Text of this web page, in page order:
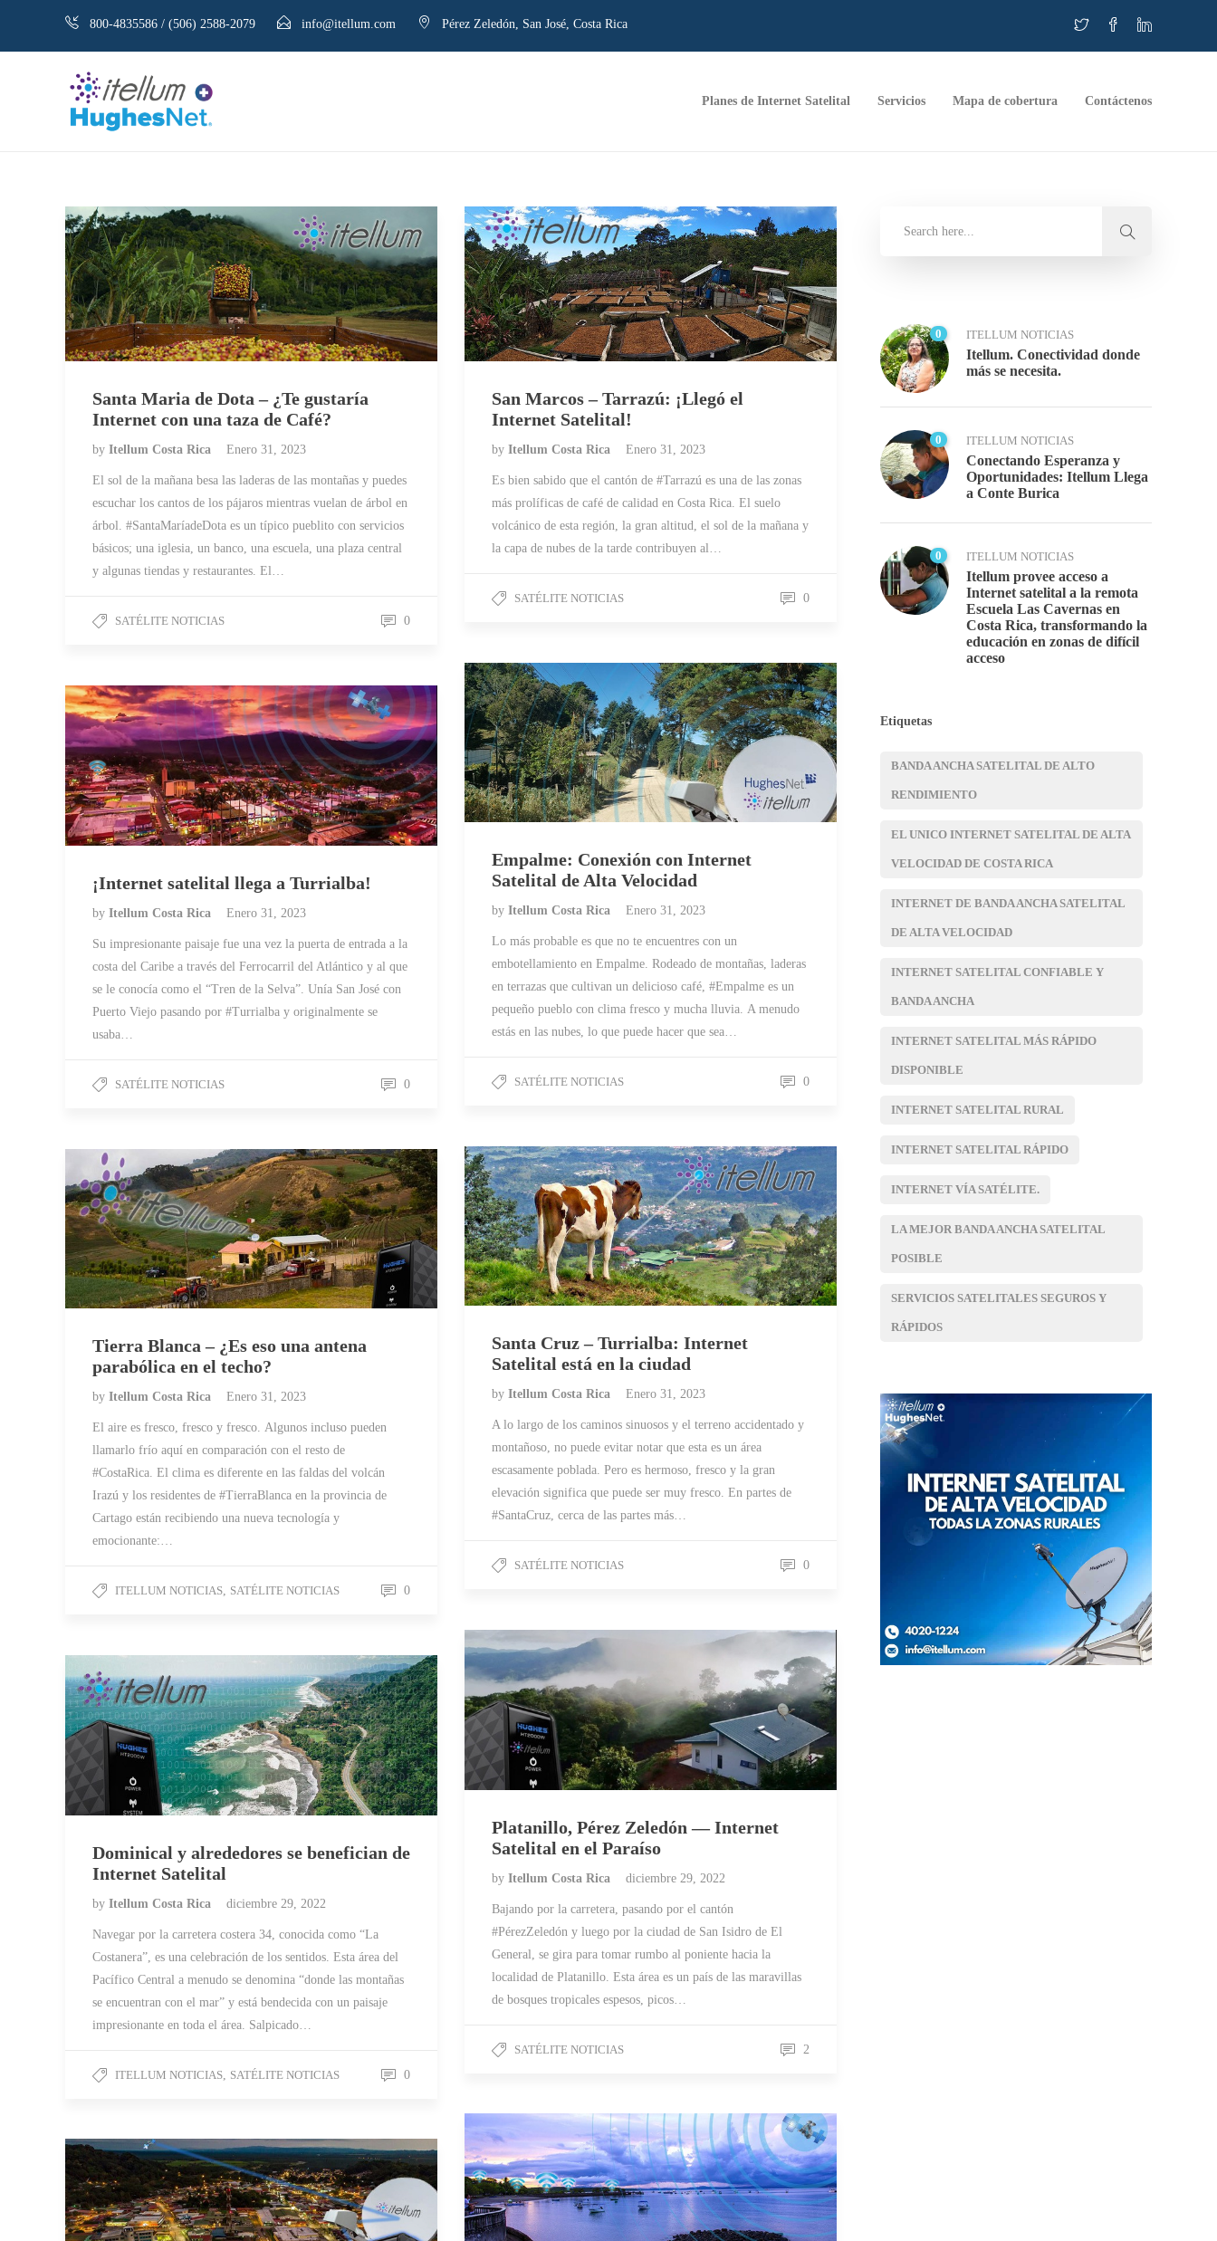
800-4835586 / (506) 2588-2079 info@itellum.com Pérez Zeledón, San José, Costa Rica
Planes de Internet Satelital Servicios Mapa de cobertura Contáctenos
Santa Maria de Dota – ¿Te gustaría
Internet con una taza de Café?
by Itellum Costa Rica Enero 31, 2023
El sol de la mañana besa las laderas de las montañas y puedes
escuchar los cantos de los pájaros mientras vuelan de árbol en
árbol. #SantaMaríadeDota es un típico pueblito con servicios
básicos; una iglesia, un banco, una escuela, una plaza central
y algunas tiendas y restaurantes. El…
SATÉLITE NOTICIAS 0
San Marcos – Tarrazú: ¡Llegó el
Internet Satelital!
by Itellum Costa Rica Enero 31, 2023
Es bien sabido que el cantón de #Tarrazú es una de las zonas
más prolíficas de café de calidad en Costa Rica. El suelo
volcánico de esta región, la gran altitud, el sol de la mañana y
la capa de nubes de la tarde contribuyen al…
SATÉLITE NOTICIAS 0
Empalme: Conexión con Internet
Satelital de Alta Velocidad
by Itellum Costa Rica Enero 31, 2023
Lo más probable es que no te encuentres con un
embotellamiento en Empalme. Rodeado de montañas, laderas
en terrazas que cultivan un delicioso café, #Empalme es un
pequeño pueblo con clima fresco y mucha lluvia. A menudo
estás en las nubes, lo que puede hacer que sea…
SATÉLITE NOTICIAS 0
¡Internet satelital llega a Turrialba!
by Itellum Costa Rica Enero 31, 2023
Su impresionante paisaje fue una vez la puerta de entrada a la
costa del Caribe a través del Ferrocarril del Atlántico y al que
se le conocía como el “Tren de la Selva”. Unía San José con
Puerto Viejo pasando por #Turrialba y originalmente se
usaba…
SATÉLITE NOTICIAS 0
Santa Cruz – Turrialba: Internet
Satelital está en la ciudad
by Itellum Costa Rica Enero 31, 2023
A lo largo de los caminos sinuosos y el terreno accidentado y
montañoso, no puede evitar notar que esta es un área
escasamente poblada. Pero es hermoso, fresco y la gran
elevación significa que puede ser muy fresco. En partes de
#SantaCruz, cerca de las partes más…
SATÉLITE NOTICIAS 0
Tierra Blanca – ¿Es eso una antena
parabólica en el techo?
by Itellum Costa Rica Enero 31, 2023
El aire es fresco, fresco y fresco. Algunos incluso pueden
llamarlo frío aquí en comparación con el resto de
#CostaRica. El clima es diferente en las faldas del volcán
Irazú y los residentes de #TierraBlanca en la provincia de
Cartago están recibiendo una nueva tecnología y
emocionante:…
ITELLUM NOTICIAS SATÉLITE NOTICIAS 0
Platanillo, Pérez Zeledón — Internet
Satelital en el Paraíso
by Itellum Costa Rica diciembre 29, 2022
Bajando por la carretera, pasando por el cantón
#PérezZeledón y luego por la ciudad de San Isidro de El
General, se gira para tomar rumbo al poniente hacia la
localidad de Platanillo. Esta área es un país de las maravillas
de bosques tropicales espesos, picos…
SATÉLITE NOTICIAS 2
Dominical y alrededores se benefician de
Internet Satelital
by Itellum Costa Rica diciembre 29, 2022
Navegar por la carretera costera 34, conocida como “La
Costanera”, es una celebración de los sentidos. Esta área del
Pacífico Central a menudo se denomina “donde las montañas
se encuentran con el mar” y está bendecida con un paisaje
impresionante en toda el área. Salpicado…
ITELLUM NOTICIAS SATÉLITE NOTICIAS 0
0 ITELLUM NOTICIAS
Itellum. Conectividad donde
más se necesita.
0 ITELLUM NOTICIAS
Conectando Esperanza y
Oportunidades: Itellum Llega
a Conte Burica
0 ITELLUM NOTICIAS
Itellum provee acceso a
Internet satelital a la remota
Escuela Las Cavernas en
Costa Rica, transformando la
educación en zonas de difícil
acceso
Etiquetas
BANDA ANCHA SATELITAL DE ALTO
RENDIMIENTO
EL UNICO INTERNET SATELITAL DE ALTA
VELOCIDAD DE COSTA RICA
INTERNET DE BANDA ANCHA SATELITAL
DE ALTA VELOCIDAD
INTERNET SATELITAL CONFIABLE Y
BANDA ANCHA
INTERNET SATELITAL MÁS RÁPIDO
DISPONIBLE
INTERNET SATELITAL RURAL
INTERNET SATELITAL RÁPIDO
INTERNET VÍA SATÉLITE.
LA MEJOR BANDA ANCHA SATELITAL
POSIBLE
SERVICIOS SATELITALES SEGUROS Y
RÁPIDOS